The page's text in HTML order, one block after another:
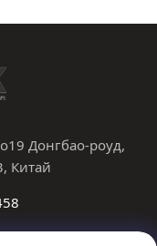
Донгбао-роуд,
Китай